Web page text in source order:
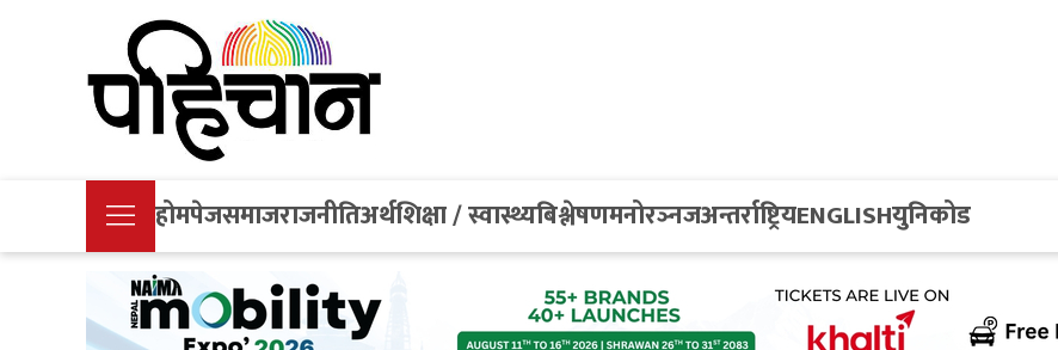
होमपेजसमाजराजनीतिअर्थशिक्षा / स्वास्थ्यबिश्लेषणमनोरञ्नजअन्तर्राष्ट्रियENGLISHयुनिकोड